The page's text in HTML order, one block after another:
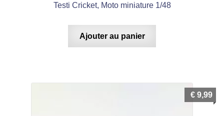
Testi Cricket, Moto miniature 1/48
Ajouter au panier
€ 9,99